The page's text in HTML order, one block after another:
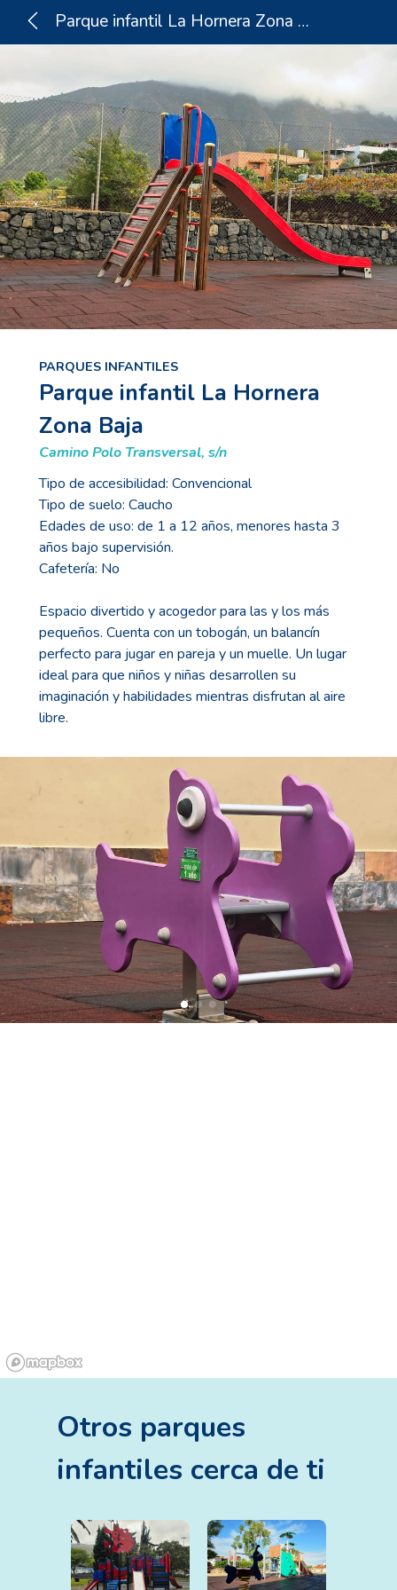
Parque infantil La Hornera Zona Baja
PARQUES INFANTILES
Parque infantil La Hornera
Zona Baja
Camino Polo Transversal, s/n
Tipo de accesibilidad: Convencional
Tipo de suelo: Caucho
Edades de uso: de 1 a 12 años, menores hasta 3
años bajo supervisión.
Cafetería: No
Espacio divertido y acogedor para las y los más
pequeños. Cuenta con un tobogán, un balancín
perfecto para jugar en pareja y un muelle. Un lugar
ideal para que niños y niñas desarrollen su
imaginación y habilidades mientras disfrutan al aire
libre.
Otros parques
infantiles cerca de ti